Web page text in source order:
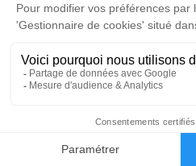
Faire-part
Cérémonie civile
Complexe Funéraire
155 Rue Maryse Bastié